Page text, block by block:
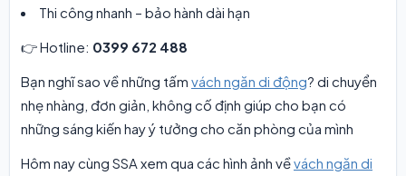
Thi công nhanh – bảo hành dài hạn
👉 Hotline: 0399 672 488
Bạn nghĩ sao về những tấm vách ngăn di động? di chuyển
nhẹ nhàng, đơn giản, không cố định giúp cho bạn có
những sáng kiến hay ý tưởng cho căn phòng của mình
Hôm nay cùng SSA xem qua các hình ảnh vềvách ngăn di